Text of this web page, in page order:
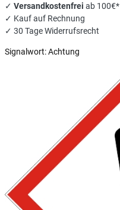
✓ Versandkostenfrei ab 100€*
✓ Kauf auf Rechnung
✓ 30 Tage Widerrufsrecht
Signalwort:Achtung